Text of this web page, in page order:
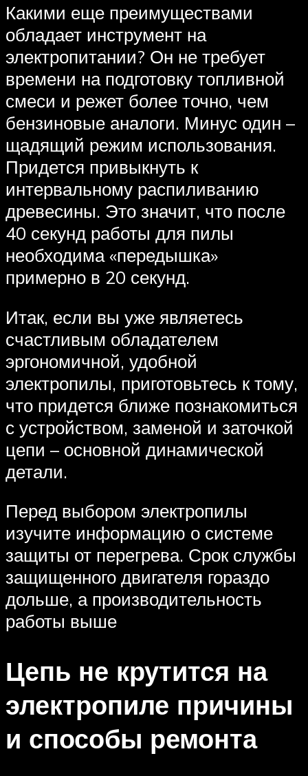
Какими еще преимуществами
обладает инструмент на
электропитании? Он не требует
времени на подготовку топливной
смеси и режет более точно, чем
бензиновые аналоги. Минус один –
щадящий режим использования.
Придется привыкнуть к
интервальному распиливанию
древесины. Это значит, что после
40 секунд работы для пилы
необходима «передышка»
примерно в 20 секунд.
Итак, если вы уже являетесь
счастливым обладателем
эргономичной, удобной
электропилы, приготовьтесь к тому,
что придется ближе познакомиться
с устройством, заменой и заточкой
цепи – основной динамической
детали.
Перед выбором электропилы
изучите информацию о системе
защиты от перегрева. Срок службы
защищенного двигателя гораздо
дольше, а производительность
работы выше
Цепь не крутится на
электропиле причины
и способы ремонта